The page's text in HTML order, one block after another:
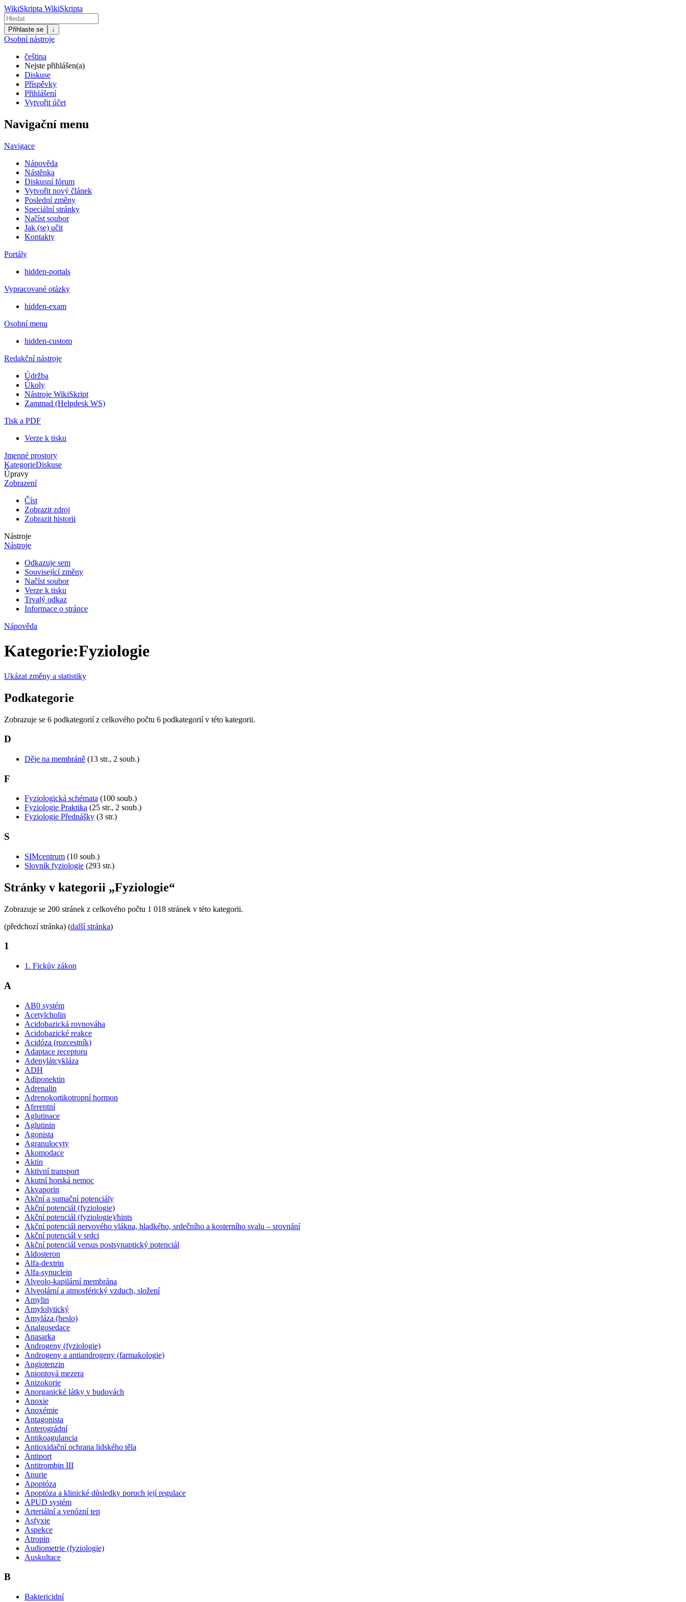
WikiSkripta WikiSkripta
Přihlaste se ↓
Osobní nástroje
čeština
Nejste přihlášen(a)
Diskuse
Příspěvky
Přihlášení
Vytvořit účet
Navigační menu
Navigace
Nápověda
Nástěnka
Diskusní fórum
Vytvořit nový článek
Poslední změny
Speciální stránky
Načíst soubor
Jak (se) učit
Kontakty
Portály
hidden-portals
Vypracované otázky
hidden-exam
Osobní menu
hidden-custom
Redakční nástroje
Údržba
Úkoly
Nástroje WikiSkript
Zammad (Helpdesk WS)
Tisk a PDF
Verze k tisku
Jmenné prostory
KategorieDiskuse
Úpravy
Zobrazení
Číst
Zobrazit zdroj
Zobrazit historii
Nástroje
Nástroje
Odkazuje sem
Související změny
Načíst soubor
Verze k tisku
Trvalý odkaz
Informace o stránce
Nápověda
Kategorie:Fyziologie
Ukázat změny a statistiky
Podkategorie
Zobrazuje se 6 podkategorií z celkového počtu 6 podkategorií v této kategorii.
D
Děje na membráně (13 str., 2 soub.)
F
Fyziologická schémata (100 soub.)
Fyziologie Praktika (25 str., 2 soub.)
Fyziologie Přednášky (3 str.)
S
SIMcentrum (10 soub.)
Slovník fyziologie (293 str.)
Stránky v kategorii „Fyziologie“
Zobrazuje se 200 stránek z celkového počtu 1 018 stránek v této kategorii.
(předchozí stránka) (další stránka)
1
1. Fickův zákon
A
AB0 systém
Acetylcholin
Acidobazická rovnováha
Acidobazické reakce
Acidóza (rozcestník)
Adaptace receptoru
Adenylátcykláza
ADH
Adiponektin
Adrenalin
Adrenokortikotropní hormon
Aferentní
Aglutinace
Aglutinin
Agonista
Agranulocyty
Akomodace
Aktin
Aktivní transport
Akutní horská nemoc
Akvaporin
Akční a sumační potenciály
Akční potenciál (fyziologie)
Akční potenciál (fyziologie)/hints
Akční potenciál nervového vlákna, hladkého, srdečního a kosterního svalu – srovnání
Akční potenciál v srdci
Akční potenciál versus postsynaptický potenciál
Aldosteron
Alfa-dextrin
Alfa-synuclein
Alveolo-kapilární membrána
Alveolární a atmosférický vzduch, složení
Amylin
Amylolytický
Amyláza (heslo)
Analgosedace
Anasarka
Androgeny (fyziologie)
Androgeny a antiandrogeny (farmakologie)
Angiotenzin
Aniontová mezera
Anizokorie
Anorganické látky v budovách
Anoxie
Anoxémie
Antagonista
Anterográdní
Antikoagulancia
Antioxidační ochrana lidského těla
Antiport
Antitrombin III
Anurie
Apoptóza
Apoptóza a klinické důsledky poruch její regulace
APUD systém
Arteriální a venózní tep
Asfyxie
Aspekce
Atropin
Audiometrie (fyziologie)
Auskultace
B
Baktericidní